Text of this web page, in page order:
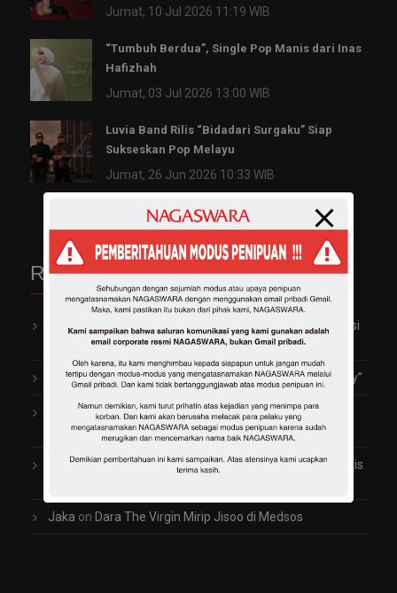
Jumat, 10 Jul 2026 11:19 WIB
“Tumbuh Berdua”, Single Pop Manis dari Inas
Hafizhah
Jumat, 03 Jul 2026 13:00 WIB
Luvia Band Rilis “Bidadari Surgaku” Siap
Sukseskan Pop Melayu
Jumat, 26 Jun 2026 10:33 WIB
Recent Comments
reyhan
Garap Video Klip Perdana, Vio Kijo Terinspirasi
Mendiang Saleem Iklim
reyhanonTrayen Ngaku Pernah Terjebak Jadi “Bad Boy”
reyhanonArti Penting Rambut Indah dan Sehat bagi
Gladys 2TikTok
PanjionFitri Carlina Rilis Lagu Penuh Cinta dan Romantis
Jaka on Dara The Virgin Mirip Jisoo di Medsos